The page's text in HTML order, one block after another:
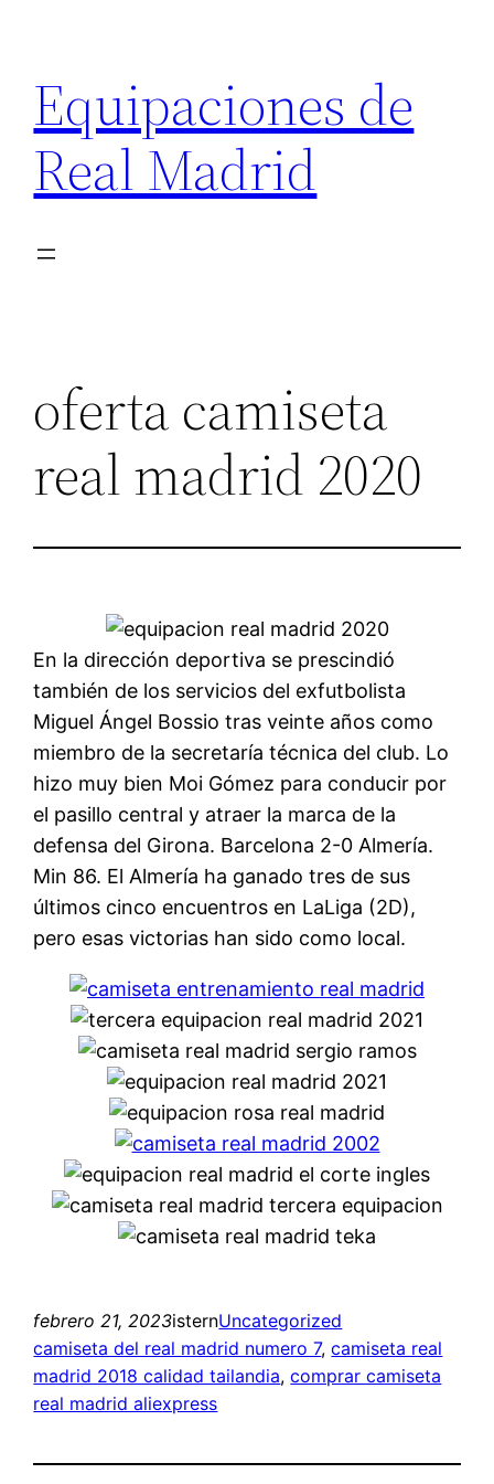
contenido
Equipaciones de
Real Madrid
oferta camiseta
real madrid 2020
En la dirección deportiva se prescindió
también de los servicios del exfutbolista
Miguel Ángel Bossio tras veinte años como
miembro de la secretaría técnica del club. Lo
hizo muy bien Moi Gómez para conducir por
el pasillo central y atraer la marca de la
defensa del Girona. Barcelona 2-0 Almería.
Min 86. El Almería ha ganado tres de sus
últimos cinco encuentros en LaLiga (2D),
pero esas victorias han sido como local.
febrero 21, 2023isternUncategorized
camiseta del real madrid numero 7, camiseta real
madrid 2018 calidad tailandia, comprar camiseta
real madrid aliexpress